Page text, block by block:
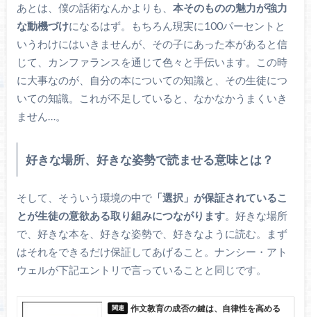
あとは、僕の話術なんかよりも、 本そのものの魅力が強力
な動機づけになるはず。もちろん現実に100パーセントと
いうわけにはいきませんが、その子にあった本があると信
じて、カンファランスを通じて色々と手伝います。この時
に大事なのが、自分の本についての知識と、その生徒につ
いての知識。これが不足していると、なかなかうまくいき
ません…。
好きな場所、好きな姿勢で読ませる意味とは？
そして、そういう環境の中で「選択」が保証されているこ
とが生徒の意欲ある取り組みにつながります。好きな場所
で、好きな本を、好きな姿勢で、好きなように読む。まず
はそれをできるだけ保証してあげること。ナンシー・アト
ウェルが下記エントリで言っていることと同じです。
作文教育の成否の鍵は、自律性を高める